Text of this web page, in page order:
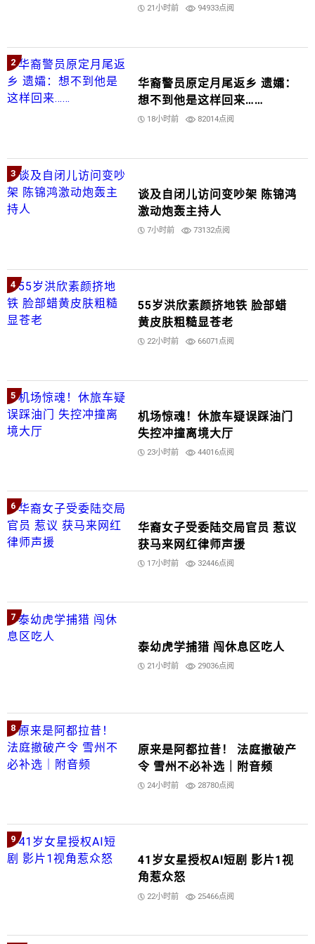
21小时前 94933点阅
2
华裔警员原定月尾返乡 遗孀：
想不到他是这样回来……
18小时前 82014点阅
3
谈及自闭儿访问变吵架 陈锦鸿
激动炮轰主持人
7小时前 73132点阅
4
55岁洪欣素颜挤地铁 脸部蜡
黄皮肤粗糙显苍老
22小时前 66071点阅
5
机场惊魂！休旅车疑误踩油门
失控冲撞离境大厅
23小时前 44016点阅
6
华裔女子受委陆交局官员 惹议
获马来网红律师声援
17小时前 32446点阅
7
泰幼虎学捕猎 闯休息区吃人
21小时前 29036点阅
8
原来是阿都拉昔！ 法庭撤破产
令 雪州不必补选｜附音频
24小时前 28780点阅
9
41岁女星授权AI短剧 影片1视
角惹众怒
22小时前 25466点阅